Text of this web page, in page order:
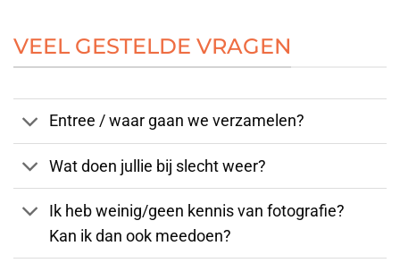
VEEL GESTELDE VRAGEN
Entree / waar gaan we verzamelen?
Wat doen jullie bij slecht weer?
Ik heb weinig/geen kennis van fotografie?
Kan ik dan ook meedoen?